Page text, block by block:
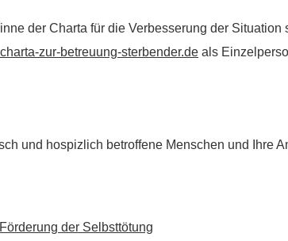
der Charta für die Verbesserung der
zur-betreuung-sterbender.de als
und hospizlich betroffene Menschen und Ihre
der Selbsttötung